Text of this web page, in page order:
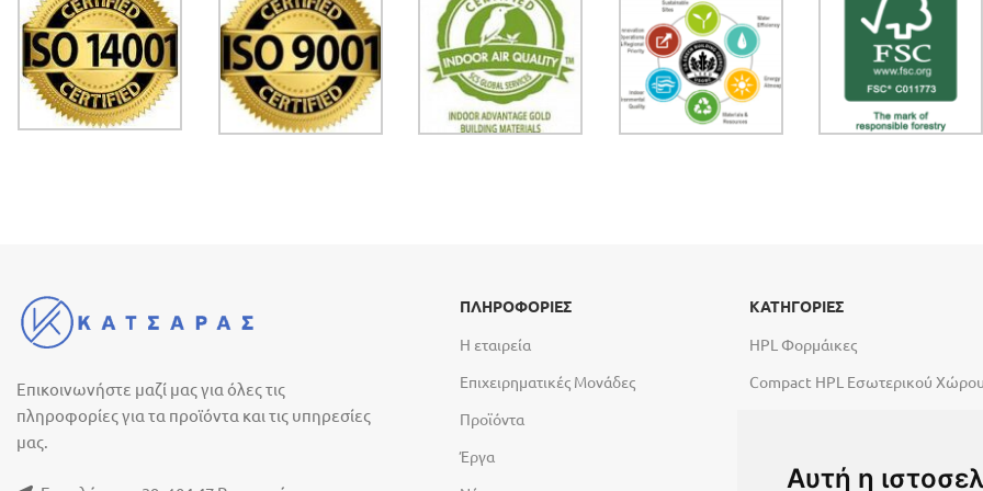
Αυτή η
Επικοινωνήστε μαζί μας για όλες τις
πληροφορίες για τα προϊόντα και τις υπηρεσίες
μας.
ΠΛΗΡΟΦΟΡΙΕΣ
Η εταιρεία
Επιχειρηματικές Μονάδες
Προϊόντα
Έργα
ΚΑΤΗΓΟΡΙΕΣ
HPL Φορμάικες
Compact HPL Εσωτερικού Χώρου